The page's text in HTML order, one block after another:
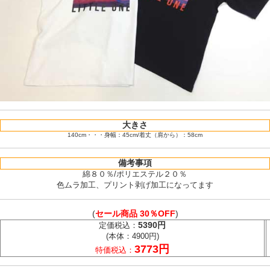
大きさ
140cm・・・身幅：45cm/着丈（肩から）：58cm
備考事項
綿８０％/ポリエステル２０％
色ムラ加工、プリント剥げ加工になってます
(セール商品 30％OFF)
定価税込： 5390円
(本体：4900円)
特価税込： 3773円